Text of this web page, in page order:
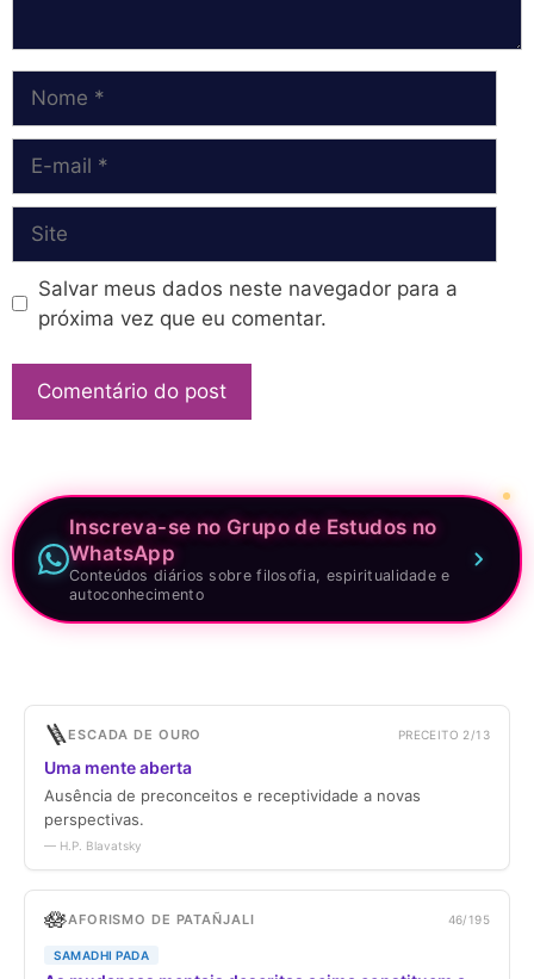
mail
Salvar meus dados neste navegador para a
próxima vez que eu comentar.
Inscreva-se no Grupo de Estudos no
WhatsApp
Conteúdos diários sobre filosofia, espiritualidade e
autoconhecimento